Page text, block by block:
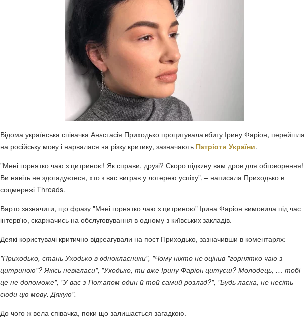
Відома українська співачка Анастасія Приходько процитувала вбиту Ірину Фаріон, перейшла
на російську мову і нарвалася на різку критику, зазначають Патріоти України.
"Мені горнятко чаю з цитриною! Як справи, друзі? Скоро підкину вам дров для обговорення!
Ви навіть не здогадуєтеся, хто з вас виграв у лотерею успіху", – написала Приходько в
соцмережі Threads.
Варто зазначити, що фразу "Мені горнятко чаю з цитриною" Ірина Фаріон вимовила під час
інтерв'ю, скаржачись на обслуговування в одному з київських закладів.
Деякі користувачі критично відреагували на пост Приходько, зазначивши в коментарях:
"Приходько, стань Уходько в однокласники", "Чому ніхто не оцінив "горнятко чаю з
цитриною"? Якісь невігласи", "Уходько, ти вже Ірину Фаріон цитуєш? Молодець, … тобі
це не допоможе", "У вас з Потапом один й той самий розлад?", "Будь ласка, не несіть
сюди цю мову. Дякую".
До чого ж вела співачка, поки що залишається загадкою.